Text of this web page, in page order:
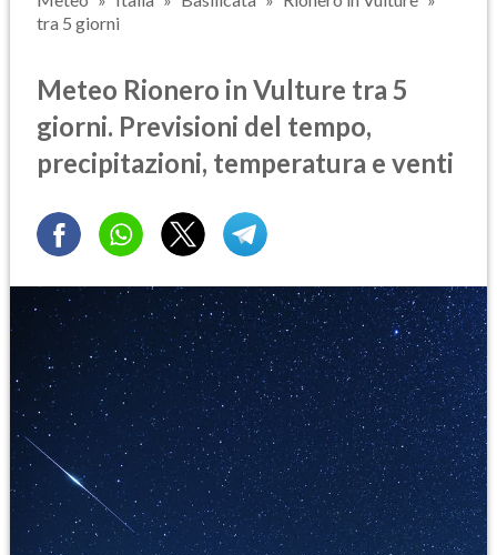
tra 5 giorni
Meteo Rionero in Vulture tra 5
giorni. Previsioni del tempo,
precipitazioni, temperatura e venti